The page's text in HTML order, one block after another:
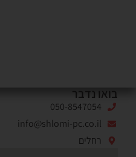
בואו נדבר
050-8547054
info@shlomi-pc.co.il
רחלים